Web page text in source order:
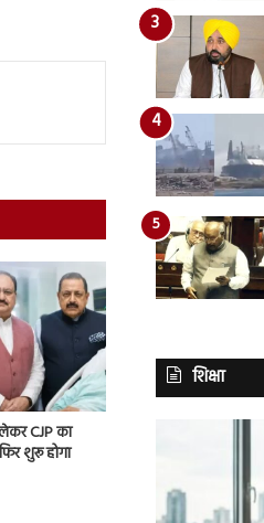
लेकर CJP का
शुरू होगा
शिक्षा